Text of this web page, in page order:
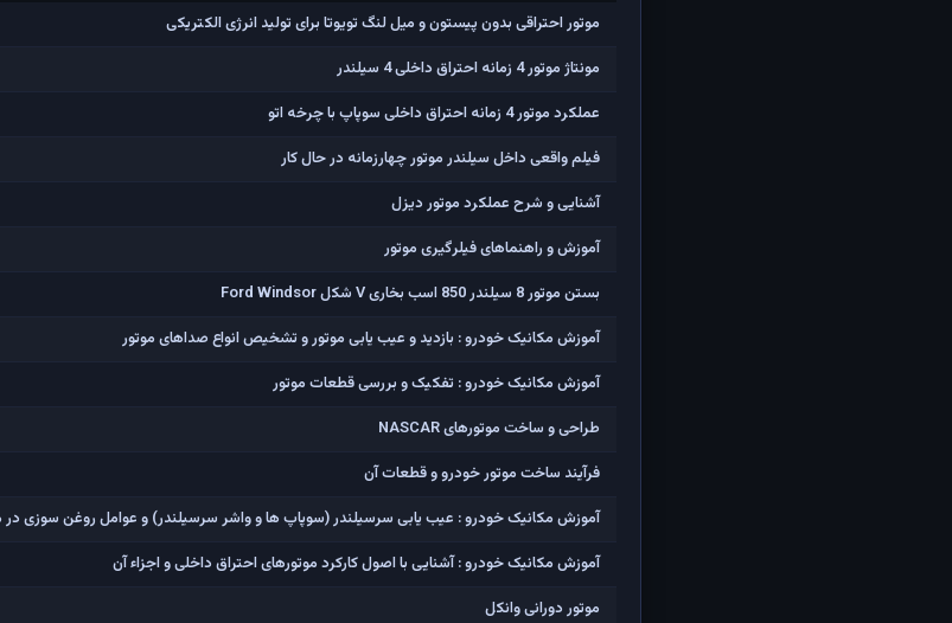
عنوان مطلب
موتور احتراقی بدون پیستون و میل لنگ تویوتا برای تولید انرژی الکتریکی
مونتاژ موتور 4 زمانه احتراق داخلی 4 سیلندر
عملکرد موتور 4 زمانه احتراق داخلی سوپاپ با چرخه اتو
فیلم واقعی داخل سیلندر موتور چهارزمانه در حال کار
آشنایی و شرح عملکرد موتور دیزل
آموزش و راهنماهای فیلرگیری موتور
بستن موتور 8 سیلندر 850 اسب بخاری V شکل Ford Windsor
آموزش مکانیک خودرو : بازدید و عیب یابی موتور و تشخیص انواع صداهای موتور
آموزش مکانیک خودرو : تفکیک و بررسی قطعات موتور
طراحی و ساخت موتورهای NASCAR
فرآیند ساخت موتور خودرو و قطعات آن
آموزش مکانیک خودرو : عیب یابی سرسیلندر (سوپاپ ها و واشر سرسیلندر) و عوامل روغن سوزی در
آموزش مکانیک خودرو : آشنایی با اصول کارکرد موتورهای احتراق داخلی و اجزاء آن
موتور دورانی وانکل